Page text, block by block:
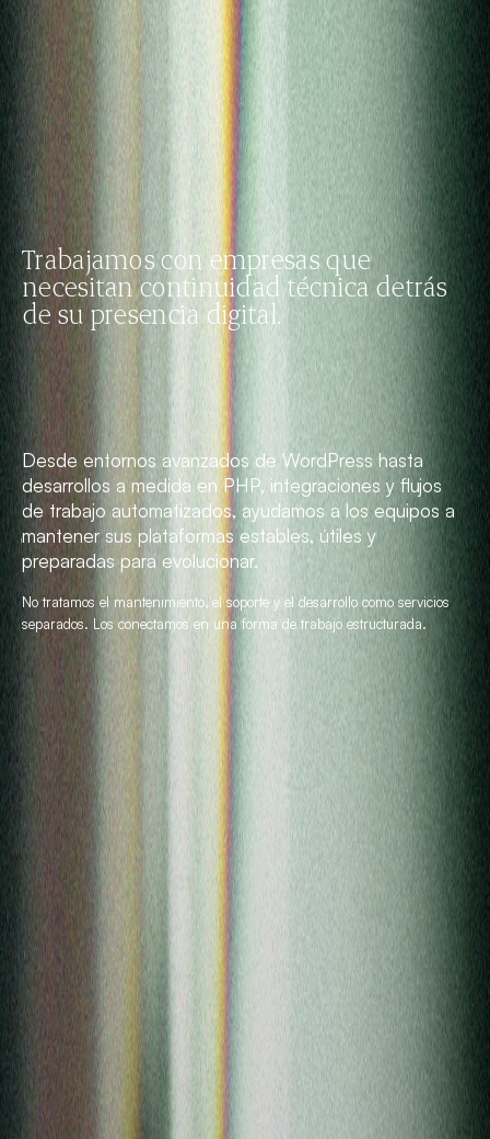
Trabajamos con empresas que
necesitan continuidad técnica detrás
de su presencia digital.
Desde entornos avanzados de WordPress hasta
desarrollos a medida en PHP, integraciones y flujos
de trabajo automatizados, ayudamos a los equipos a
mantener sus plataformas estables, útiles y
preparadas para evolucionar.
No tratamos el mantenimiento, el soporte y el desarrollo como servicios
separados. Los conectamos en una forma de trabajo estructurada.